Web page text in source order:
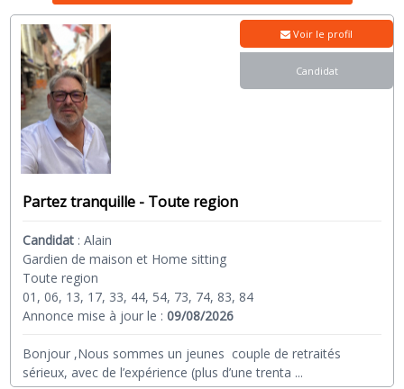
Partez tranquille - Toute region
Candidat :Alain
Gardien de maison et Home sitting
Toute region
01, 06, 13, 17, 33, 44, 54, 73, 74, 83, 84
Annonce mise à jour le :09/08/2026
Bonjour ,Nous sommes un jeunes couple de retraités
sérieux, avec de l’expérience (plus d’une trenta ...
Voir le profil
Candidat